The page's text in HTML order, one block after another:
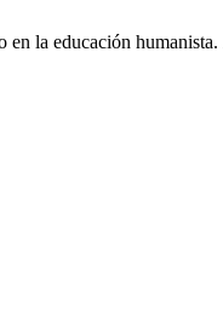
en la educación humanista.